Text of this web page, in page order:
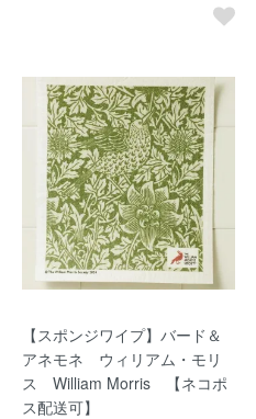
【スポンジワイプ】バード＆
アネモネ ウィリアム・モリ
ス William Morris 【ネコポ
ス配送可】